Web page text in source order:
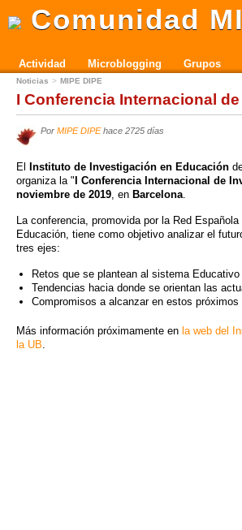
Comunidad
Actividad Microblogging Grupos
Noticias MIPE DIPE
I Conferencia Internacional
Por MIPE DIPE hace 2725 días
El Instituto de Investigación en Educación
organiza la " I Conferencia Internacional de
noviembre de 2019, en Barcelona.
La conferencia, promovida por la Red
Educación, tiene como objetivo analizar el
tres ejes:
Retos que se plantean al sistema
Tendencias hacia donde se orientan las
Compromisos a alcanzar en estos próximos
Más información próximamente en la web del
la UB.